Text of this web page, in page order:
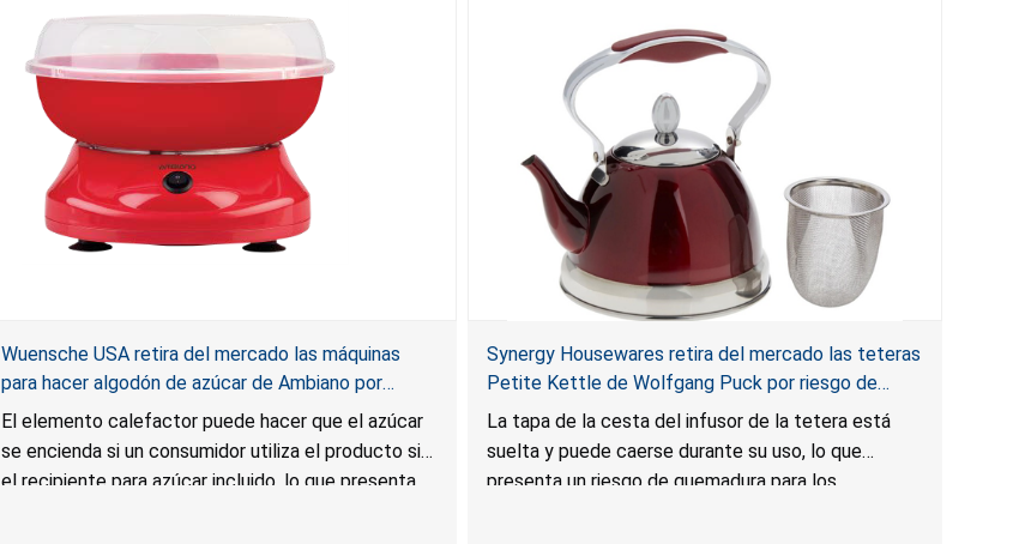
Wuensche USA retira del mercado las máquinas
para hacer algodón de azúcar de Ambiano por
riesgo de incendio; vendidas en ALDI
El elemento calefactor puede hacer que el azúcar
se encienda si un consumidor utiliza el producto sin
el recipiente para azúcar incluido, lo que presenta
Synergy Housewares retira del mercado las teteras
Petite Kettle de Wolfgang Puck por riesgo de
quemadura; vendidas en HSN
La tapa de la cesta del infusor de la tetera está
suelta y puede caerse durante su uso, lo que
presenta un riesgo de quemadura para los